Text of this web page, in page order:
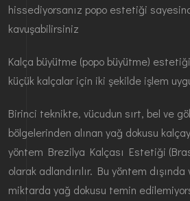
hissediyorsanız popo estetiği
kavuşabilirsiniz
Kalça büyütme (popo büyütme)
küçük kalçalar için iki şekilde işlem
Birinci teknikte, vücudun sırt, bel ve
bölgelerinden alınan yağ dokusu
yöntem Brezilya Kalçası Estetiği
olarak adlandırılır. Bu yöntem
miktarda yağ dokusu temin